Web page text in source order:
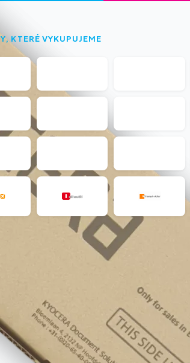
KTERÉ VYKUPUJEME